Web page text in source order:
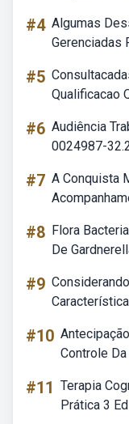
#4 Algumas
Gerenciadas
#5
Qualificacao
#6 Audiência
0024987-
#7 A Conquista
#8 Flora
De
#9
#10
Controle
#11 Terapia
Prática 3